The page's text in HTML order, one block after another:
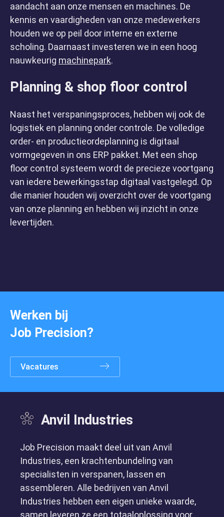
Specialismen
aandacht aan onze mensen en machines. De
kennis en vaardigheden van onze medewerkers
houden we op peil door interne en externe
scholing. Daarnaast investeren we in een hoog
nauwkeurig machinepark.
Planning & shop floor control
Naast het verspaningsproces, hebben wij ook de
logistiek en planning onder controle. De volledige
order- en productieordeplanning is digitaal
vormgegeven in ons ERP pakket. Met een shop
floor control systeem wordt de precieze voortgang
van iedere bewerkingsstap digitaal vastgelegd. Op
die manier houden wij overzicht over de voortgang
van onze planning en hebben wij inzicht in onze
levertijden.
Werken bij
Job Precision?
Vacatures
Anvil Industries
Job Precision maakt deel uit van Anvil
Industries, een krachtenbundeling van
specialisten in verspanen, lassen en
assembleren. Alle bedrijven van Anvil
Industries hebben een eigen unieke waarde,
samen leveren ze een totaaloplossing voor